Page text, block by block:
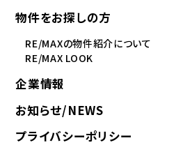
物件をお探しの方
RE/MAXの物件紹介について
RE/MAX LOOK
企業情報
お知らせ/NEWS
プライバシーポリシー